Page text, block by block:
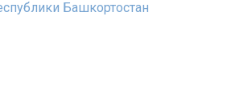
Башкортостан